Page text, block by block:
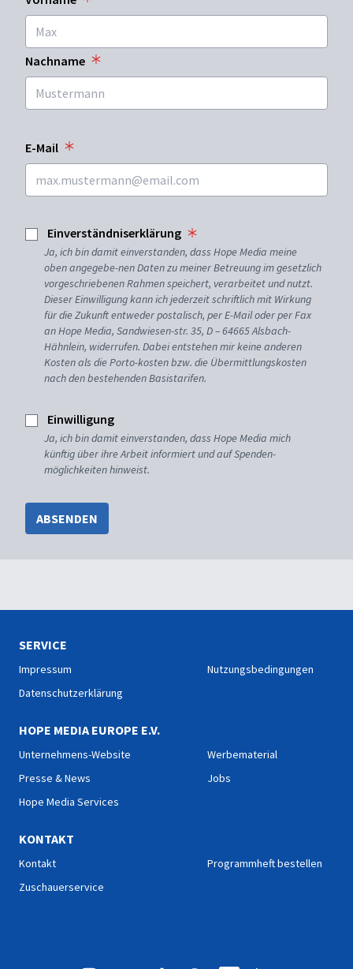
Nachname
E-Mail
Einverständniserklärung
Ja, ich bin damit einverstanden, dass Hope Media meine
oben angegebe-nen Daten zu meiner Betreuung im gesetzlich
vorgeschriebenen Rahmen speichert, verarbeitet und nutzt.
Dieser Einwilligung kann ich jederzeit schriftlich mit Wirkung
für die Zukunft entweder postalisch, per E-Mail oder per Fax
an Hope Media, Sandwiesen-str. 35, D – 64665 Alsbach-
Hähnlein, widerrufen. Dabei entstehen mir keine anderen
Kosten als die Porto-kosten bzw. die Übermittlungskosten
nach den bestehenden Basistarifen.
Einwilligung
Ja, ich bin damit einverstanden, dass Hope Media mich
künftig über ihre Arbeit informiert und auf Spenden-
möglichkeiten hinweist.
ABSENDEN
SERVICE
Impressum
Datenschutzerklärung
Nutzungsbedingungen
HOPE MEDIA EUROPE E.V.
Unternehmens-Website
Presse & News
Hope Media Services
Werbematerial
Jobs
KONTAKT
Kontakt
Zuschauerservice
Programmheft bestellen